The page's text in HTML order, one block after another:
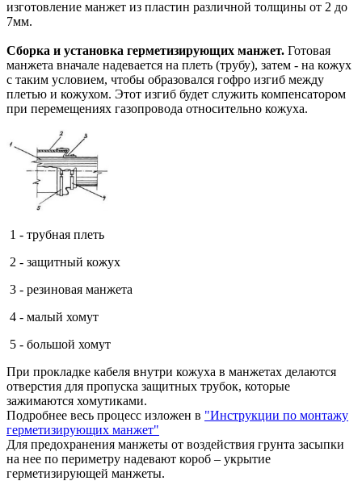
изготовление манжет из пластин различной толщины от 2 до
7мм.
Сборка и установка герметизирующих манжет. Готовая
манжета вначале надевается на плеть (трубу), затем - на кожух
с таким условием, чтобы образовался гофро изгиб между
плетью и кожухом. Этот изгиб будет служить компенсатором
при перемещениях газопровода относительно кожуха.
1 - трубная плеть
2 - защитный кожух
3 - резиновая манжета
4 - малый хомут
5 - большой хомут
При прокладке кабеля внутри кожуха в манжетах делаются
отверстия для пропуска защитных трубок, которые
зажимаются хомутиками.
Подробнее весь процесс изложен в "Инструкции по монтажу
герметизирующих манжет"
Для предохранения манжеты от воздействия грунта засыпки
на нее по периметру надевают короб – укрытие
герметизирующей манжеты.